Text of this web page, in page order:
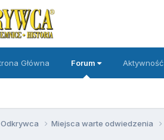
Główna Forum Aktywność
Odkrywca Miejsca warte odwiedzenia